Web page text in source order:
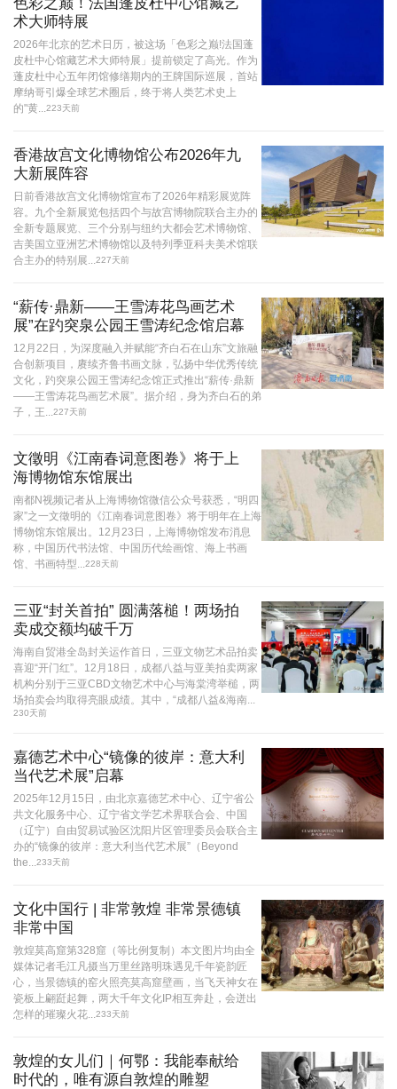
术大师特展
2026年北京的艺术日历，被这场「色彩之巅!法国蓬
皮杜中心馆藏艺术大师特展」提前锁定了高光。作为
蓬皮杜中心五年闭馆修缮期内的王牌国际巡展，首站
摩纳哥引爆全球艺术圈后，终于将人类艺术史上
的"黄...
223天前
香港故宫文化博物馆公布2026年九
大新展阵容
日前香港故宫文化博物馆宣布了2026年精彩展览阵
容。九个全新展览包括四个与故宫博物院联合主办的
全新专题展览、三个分别与纽约大都会艺术博物馆、
吉美国立亚洲艺术博物馆以及特列季亚科夫美术馆联
合主办的特别展...
227天前
“薪传·鼎新——王雪涛花鸟画艺术
展”在趵突泉公园王雪涛纪念馆启幕
12月22日，为深度融入并赋能“齐白石在山东”文旅融
合创新项目，赓续齐鲁书画文脉，弘扬中华优秀传统
文化，趵突泉公园王雪涛纪念馆正式推出“薪传·鼎新
——王雪涛花鸟画艺术展”。据介绍，身为齐白石的弟
子，王...
227天前
文徵明《江南春词意图卷》将于上
海博物馆东馆展出
南都N视频记者从上海博物馆微信公众号获悉，“明四
家”之一文徵明的《江南春词意图卷》将于明年在上海
博物馆东馆展出。12月23日，上海博物馆发布消息
称，中国历代书法馆、中国历代绘画馆、海上书画
馆、书画特型...
228天前
三亚“封关首拍” 圆满落槌！两场拍
卖成交额均破千万
海南自贸港全岛封关运作首日，三亚文物艺术品拍卖
喜迎“开门红”。12月18日，成都八益与亚美拍卖两家
机构分别于三亚CBD文物艺术中心与海棠湾举槌，两
场拍卖会均取得亮眼成绩。其中，“成都八益&海南...
230天前
嘉德艺术中心“镜像的彼岸：意大利
当代艺术展”启幕
2025年12月15日，由北京嘉德艺术中心、辽宁省公
共文化服务中心、辽宁省文学艺术界联合会、中国
（辽宁）自由贸易试验区沈阳片区管理委员会联合主
办的“镜像的彼岸：意大利当代艺术展”（Beyond
the...
233天前
文化中国行 | 非常敦煌 非常景德镇
非常中国
敦煌莫高窟第328窟（等比例复制）本文图片均由全
媒体记者毛江凡摄当万里丝路明珠遇见千年瓷韵匠
心，当景德镇的窑火照亮莫高窟壁画，当飞天神女在
瓷板上翩跹起舞，两大千年文化IP相互奔赴，会迸出
怎样的璀璨火花...
233天前
敦煌的女儿们｜何鄂：我能奉献给
时代的，唯有源自敦煌的雕塑